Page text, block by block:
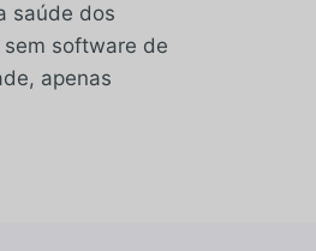
saúde dos
software de
apenas